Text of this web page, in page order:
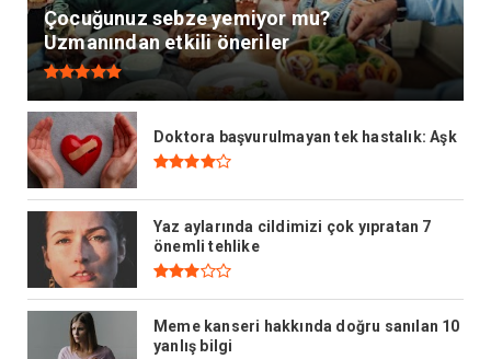
Çocuğunuz sebze yemiyor mu?
Uzmanından etkili öneriler
Doktora başvurulmayan tek hastalık: Aşk
Yaz aylarında cildimizi çok yıpratan 7
önemli tehlike
Meme kanseri hakkında doğru sanılan 10
yanlış bilgi